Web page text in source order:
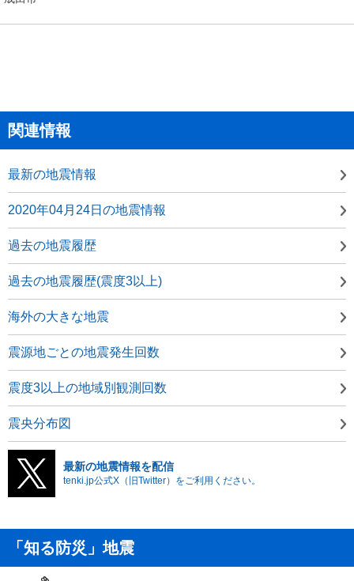
関連情報
最新の地震情報
2020年04月24日の地震情報
過去の地震履歴
過去の地震履歴(震度3以上)
海外の大きな地震
震源地ごとの地震発生回数
震度3以上の地域別観測回数
震央分布図
最新の地震情報を配信
tenki.jp公式X（旧Twitter）をご利用ください。
「知る防災」地震